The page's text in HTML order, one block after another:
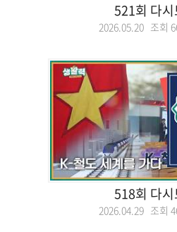
521회 다
2026.05.20 조회
518회 다
2026.04.29 조회